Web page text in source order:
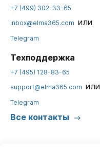
+7 (499) 302-33-65
inbox@elma365.com или
Telegram
Техподдержка
+7 (495) 128-83-65
support@elma365.com или
Telegram
Все контакты